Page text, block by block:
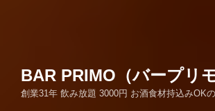
BAR PRIMO（バープリモ
創業31年 飲み放題 3000円 お酒食材持込みOK